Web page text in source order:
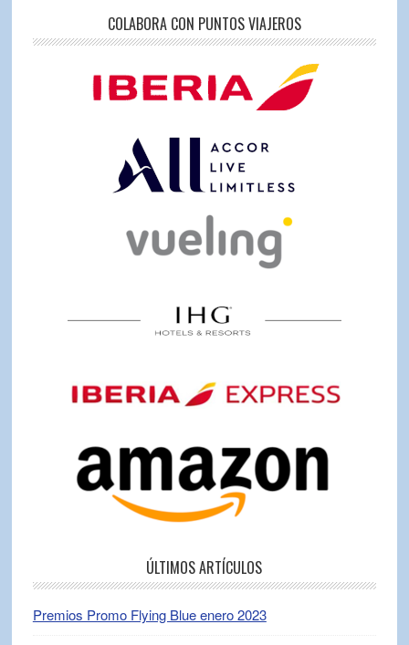
COLABORA CON PUNTOS VIAJEROS
ÚLTIMOS ARTÍCULOS
Premios Promo Flying Blue enero 2023